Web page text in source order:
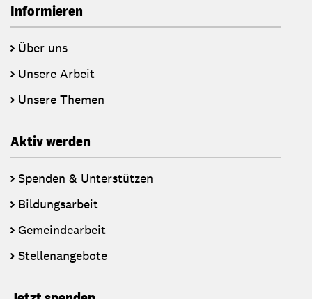
Informieren
Über uns
Unsere Arbeit
Unsere Themen
Aktiv werden
Spenden & Unterstützen
Bildungsarbeit
Gemeindearbeit
Stellenangebote